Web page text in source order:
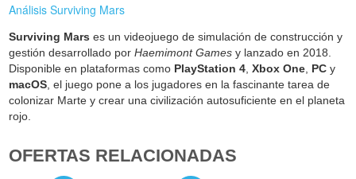
Análisis Surviving Mars
Surviving Mars es un videojuego de simulación de construcción y
gestión desarrollado porHaemimont Games y lanzado en 2018.
Disponible en plataformas como PlayStation 4 ,Xbox One PC y
macOS , el juego pone a los jugadores en la fascinante tarea de
colonizar Marte y crear una civilización autosuficiente en el planeta
rojo.
OFERTAS RELACIONADAS